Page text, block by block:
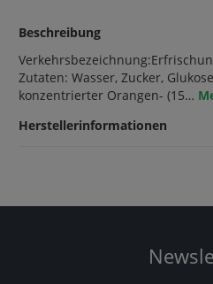
Beschreibung
Zutaten: Wasser, Zucker,
konzentrierter Orangen- (15…
Herstellerinformationen